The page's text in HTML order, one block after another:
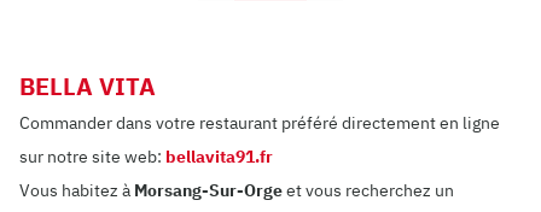
BELLA VITA
Commander dans votre restaurant préféré directement en ligne
sur notre site web: bellavita91.fr
Vous habitez à Morsang-Sur-Orgeet vous recherchez un